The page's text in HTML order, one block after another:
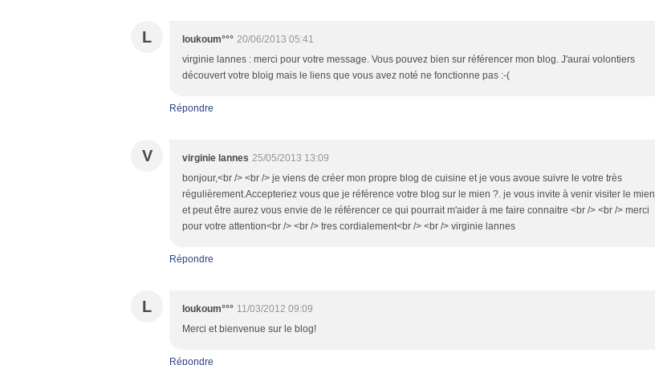
L loukoum°°° 20/06/2013 05:41
virginie lannes : merci pour votre message. Vous pouvez bien sur référencer mon blog. J'aurai volontiers
découvert votre bloig mais le liens que vous avez noté ne fonctionne pas :-(
Répondre
V virginie lannes 25/05/2013 13:09
bonjour,<br /> <br /> je viens de créer mon propre blog de cuisine et je vous avoue suivre le votre très
régulièrement.Accepteriez vous que je référence votre blog sur le mien ?. je vous invite à venir visiter le mien
et peut être aurez vous envie de le référencer ce qui pourrait m'aider à me faire connaitre <br /> <br /> merci
pour votre attention<br /> <br /> tres cordialement<br /> <br /> virginie lannes
Répondre
L loukoum°°° 11/03/2012 09:09
Merci et bienvenue sur le blog!
Répondre